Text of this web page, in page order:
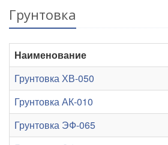
Грунтовка
Наименование
Грунтовка ХВ-050
Грунтовка АК-010
Грунтовка ЭФ-065